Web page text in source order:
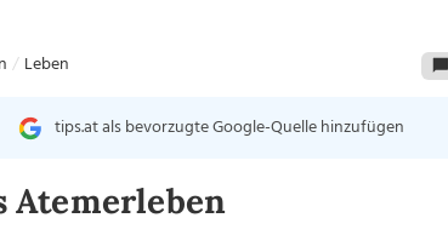
Leben
tips.at als bevorzugte Google-Quelle hinzufügen
Atemerleben